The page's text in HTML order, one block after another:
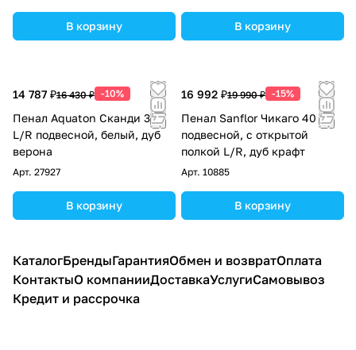
В корзину В корзину
14 787 ₽16 430 ₽ -10%
Пенал Aquaton Сканди 30
L/R подвесной, белый, дуб
верона
Арт. 27927
В корзину
16 992 ₽19 990 ₽ -15%
Пенал Sanflor Чикаго 40
подвесной, с открытой
полкой L/R, дуб крафт
Арт. 10885
В корзину
КаталогБрендыГарантияОбмен и возвратОплата
КонтактыО компанииДоставкаУслугиСамовывоз
Кредит и рассрочка